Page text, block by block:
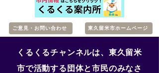
ご意見・お問い合わせ 東久留米市ホームページ
くるくるチャンネルは、東久留米
市で活動する団体と市民のみなさ